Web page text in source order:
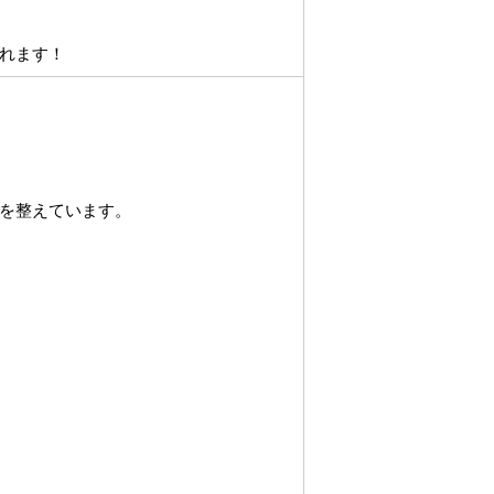
ます！
整えています。